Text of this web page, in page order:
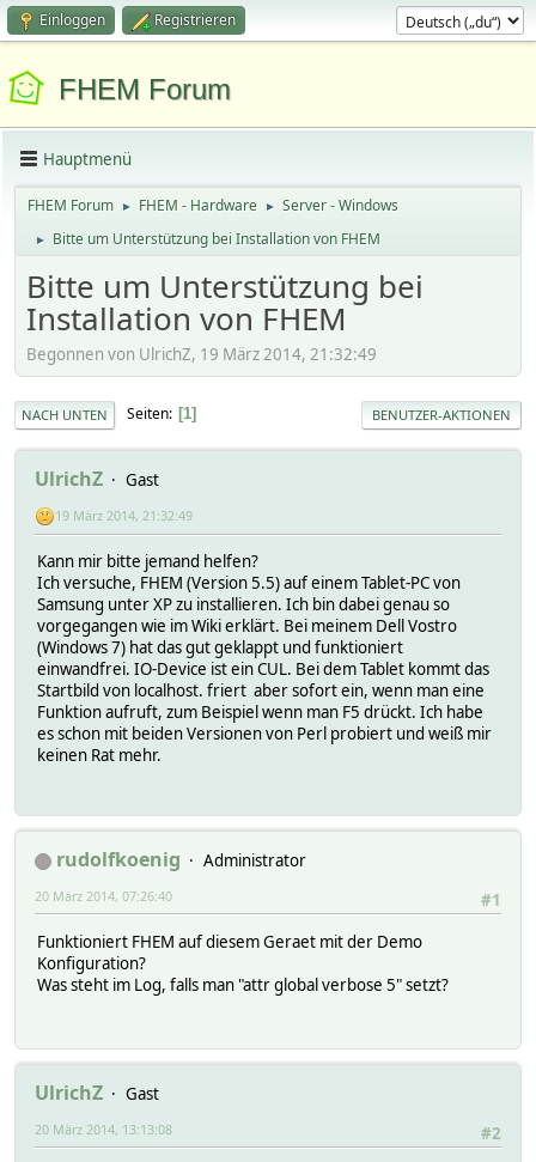
Einloggen Registrieren
FHEM Forum
Hauptmenü
FHEM Forum ► FHEM - Hardware ► Server - Windows
► Bitte um Unterstützung bei Installation von FHEM
Bitte um Unterstützung bei
Installation von FHEM
Begonnen von UlrichZ, 19 März 2014, 21:32:49
NACH UNTEN Seiten 1 BENUTZER-AKTIONEN
UlrichZ Gast
19 März 2014, 21:32:49
Kann mir bitte jemand helfen?
Ich versuche, FHEM (Version 5.5) auf einem Tablet-PC von
Samsung unter XP zu installieren. Ich bin dabei genau so
vorgegangen wie im Wiki erklärt. Bei meinem Dell Vostro
(Windows 7) hat das gut geklappt und funktioniert
einwandfrei. IO-Device ist ein CUL. Bei dem Tablet kommt das
Startbild von localhost. friert aber sofort ein, wenn man eine
Funktion aufruft, zum Beispiel wenn man F5 drückt. Ich habe
es schon mit beiden Versionen von Perl probiert und weiß mir
keinen Rat mehr.
rudolfkoenig
Administrator
#1
20 März 2014, 07:26:40
Funktioniert FHEM auf diesem Geraet mit der Demo
Konfiguration?
Was steht im Log, falls man "attr global verbose 5" setzt?
UlrichZ
Gast
#2
20 März 2014, 13:13:08